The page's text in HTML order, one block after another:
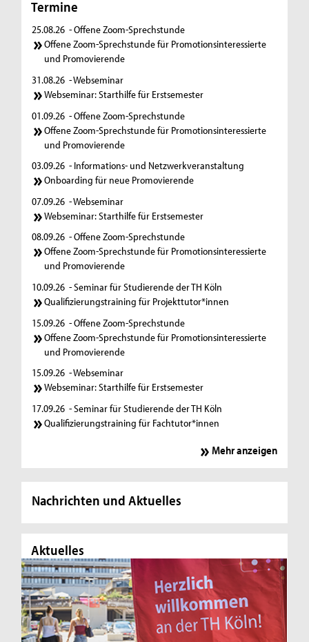
Termine
25.08.26 - Offene Zoom-Sprechstunde
Offene Zoom-Sprechstunde für Promotionsinteressierte
und Promovierende
31.08.26 - Webseminar
Webseminar: Starthilfe für Erstsemester
01.09.26 - Offene Zoom-Sprechstunde
Offene Zoom-Sprechstunde für Promotionsinteressierte
und Promovierende
03.09.26 - Informations- und Netzwerkveranstaltung
Onboarding für neue Promovierende
07.09.26 - Webseminar
Webseminar: Starthilfe für Erstsemester
08.09.26 - Offene Zoom-Sprechstunde
Offene Zoom-Sprechstunde für Promotionsinteressierte
und Promovierende
10.09.26 - Seminar für Studierende der TH Köln
Qualifizierungstraining für Projekttutor*innen
15.09.26 - Offene Zoom-Sprechstunde
Offene Zoom-Sprechstunde für Promotionsinteressierte
und Promovierende
15.09.26 - Webseminar
Webseminar: Starthilfe für Erstsemester
17.09.26 - Seminar für Studierende der TH Köln
Qualifizierungstraining für Fachtutor*innen
Mehr anzeigen
Nachrichten und Aktuelles
Aktuelles